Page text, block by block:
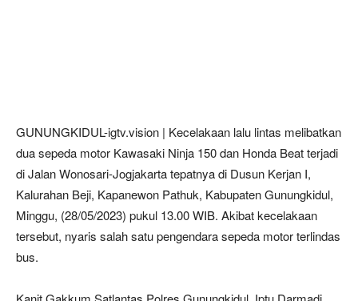
GUNUNGKIDUL-igtv.vision | Kecelakaan lalu lintas melibatkan
dua sepeda motor Kawasaki Ninja 150 dan Honda Beat terjadi
di Jalan Wonosari-Jogjakarta tepatnya di Dusun Kerjan I,
Kalurahan Beji, Kapanewon Pathuk, Kabupaten Gunungkidul,
Minggu, (28/05/2023) pukul 13.00 WIB. Akibat kecelakaan
tersebut, nyaris salah satu pengendara sepeda motor terlindas
bus.